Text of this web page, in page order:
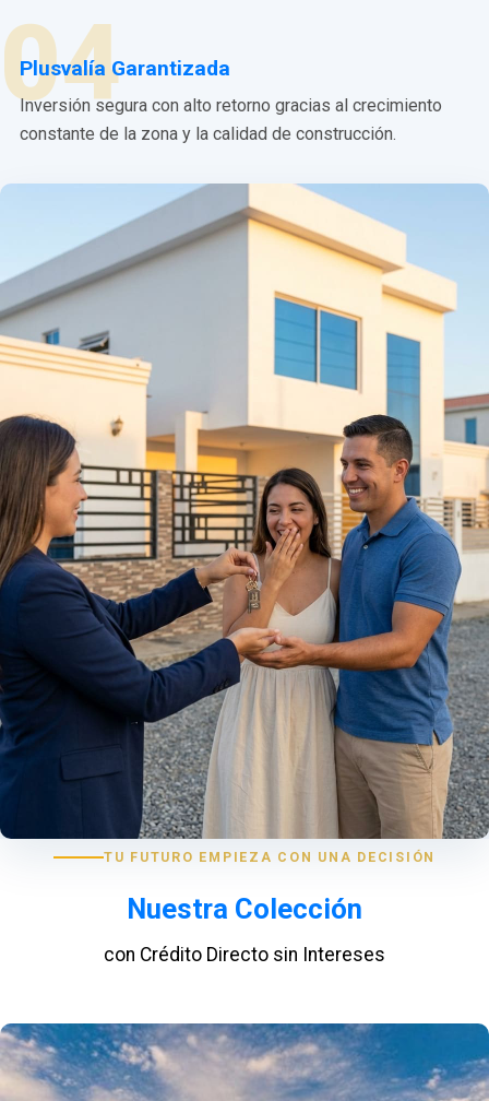
04
Plusvalía Garantizada
Inversión segura con alto retorno gracias al crecimiento
constante de la zona y la calidad de construcción.
TU FUTURO EMPIEZA CON UNA DECISIÓN
Nuestra Colección
con Crédito Directo sin Intereses